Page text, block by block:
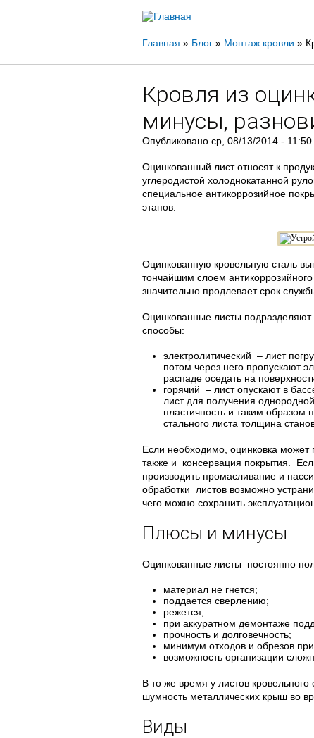
Вы
здесь
Главная » Блог » Монтаж кровли »
Кровля из
минусы,
Опубликовано ср, 08/13/2014 - 11:50
Оцинкованный лист относят к
углеродистой холоднокатанной
специальное антикоррозийное
этапов.
Оцинкованную кровельную сталь
тончайшим слоем
значительно продлевает срок
Оцинкованные листы
способы:
электролитический – лист
потом через него пропускают
распаде оседать на
горячий – лист опускают в
лист для получения
пластичность и таким образом
стального листа толщина
Если необходимо, оцинковка может
также и консервация покрытия.
производить промасливание и
обработки листов возможно
чего можно сохранить
Плюсы и минусы
Оцинкованные листы постоянно
материал не гнется;
поддается сверлению;
режется;
при аккуратном демонтаже
прочность и долговечность;
минимум отходов и обрезов
возможность организации
В то же время у листов
шумность металлических крыш во
Виды